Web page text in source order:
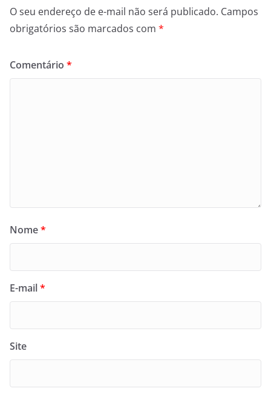
O seu endereço de e-mail não será publicado. Campos
obrigatórios são marcados com *
Comentário *
Nome*
E-mail*
Site